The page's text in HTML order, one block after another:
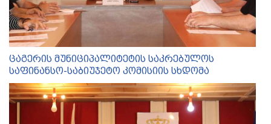
ცაგერის მუნიციპალიტეტის საკრებულოს
საფინანსო-საბიუჯეტო კომისიის სხდომა